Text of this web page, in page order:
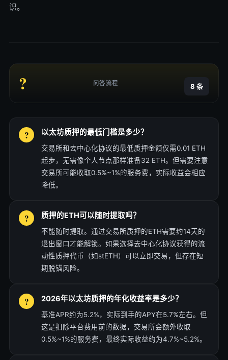
识。
? 问答流程 8 条
以太坊质押的最低门槛是多少？
交易所和去中心化协议的最低质押金额仅需0.01 ETH
起步，无需像个人节点那样准备32 ETH。但需要注意
交易所可能收取0.5%~1%的服务费，实际收益会相应
降低。
质押的ETH可以随时提取吗？
不能随时提取。通过交易所质押的ETH需要约14天的
退出窗口才能解锁。如果选择去中心化协议获得的流
动性质押代币（如stETH）可以立即交易，但存在短
期脱锚风险。
2026年以太坊质押的年化收益率是多少？
基准APR约为5.2%，实际到手的APY在5.7%左右。但
这是扣除平台费用前的数据，交易所会额外收取
0.5%~1%的服务费，最终实际收益约为4.7%~5.2%。